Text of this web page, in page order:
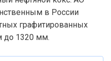
в России
графитированных
до 1320 мм.